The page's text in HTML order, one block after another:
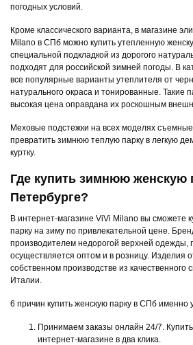
погодных условий.
Кроме классического варианта, в магазине
Milano в СПб можно купить утепленную
специальной подкладкой из дорогого
подходят для российской зимней погоды. В
все популярные варианты утеплителя от
натурального окраса и тонированные. Такие
высокая цена оправдана их роскошным
Меховые подстежки на всех моделях
превратить зимнюю теплую парку в легкую
куртку.
Где купить зимнюю женскую
Петербурге?
В интернет-магазине ViVi Milano вы сможете
парку на зиму по привлекательной цене.
производителем недорогой верхней
осуществляется оптом и в розницу. Изделия
собственном производстве из качественного
Италии.
6 причин купить женскую парку в СПб именно
Принимаем заказы онлайн 24/7.
интернет-магазине в два клика.